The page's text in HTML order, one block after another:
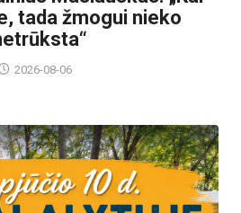
tada žmogui nieko
2026-08-06